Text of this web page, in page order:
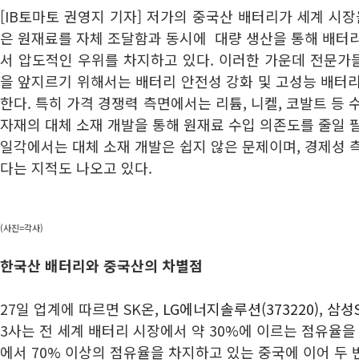
[IB토마토 권영지 기자] 저가의 중국산 배터리가 세계 시
은 원재료를 자체 조달함과 동시에 대량 생산을 통해 배터
서 압도적인 우위를 차지하고 있다. 이러한 가운데 전문가
을 앞지르기 위해서는 배터리 안전성 강화 및 고성능 배터
한다. 특히 가격 경쟁력 측면에서는 리튬, 니켈, 코발트 등
자재의 대체 소재 개발을 통해 원재료 수입 의존도를 줄일
일각에서는 대체 소재 개발은 쉽지 않은 문제이며, 경제성
다는 지적도 나오고 있다.
(사진=각사)
한국산 배터리와 중국산의 차별점
27일 업계에 따르면 SK온, LG에너지솔루션(373220), 삼
3사는 전 세계 배터리 시장에서 약 30%에 이르는 점유율
에서 70% 이상의 점유율을 차지하고 있는 중국에 이어 두